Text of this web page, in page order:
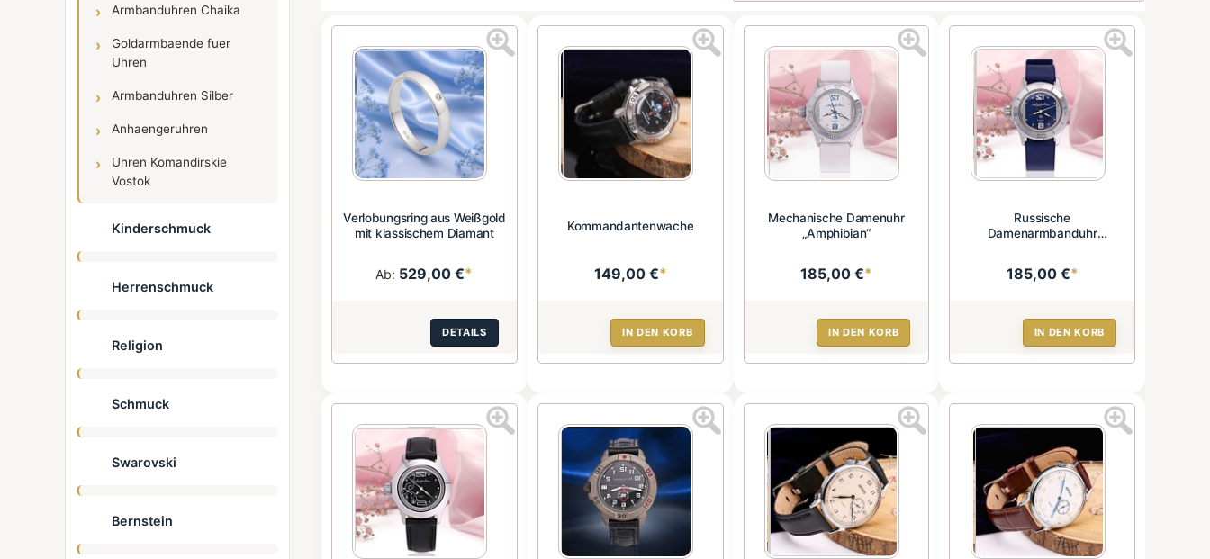
Armbanduhren Chaika
Goldarmbaende fuer
Uhren
Armbanduhren Silber
Anhaengeruhren
Uhren Komandirskie
Vostok
Kinderschmuck
Herrenschmuck
Religion
Schmuck
Swarovski
Bernstein
Verlobungsring aus Weißgold
mit klassischem Diamant
Ab: 529,00 €*
DETAILS
Kommandantenwache
149,00 €*
IN DEN KORB
Mechanische Damenuhr
„Amphibian“
185,00 €*
IN DEN KORB
Russische
Damenarmbanduhr
185,00 €*
IN DEN KORB